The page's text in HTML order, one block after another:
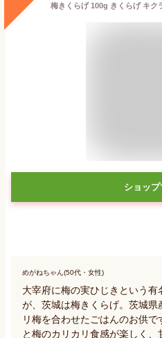
ショップ
めがねちゃん(50代・女性)
大宰府に梅の実ひじきという
が、茨城は梅きくらげ。茨城県
リ梅を合わせたごはんのお供
と梅のカリカリ食感が楽しく